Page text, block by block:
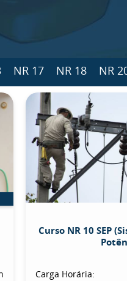
NR 17 NR 18 NR
Curso NR 10 SEP
Carga Horária: